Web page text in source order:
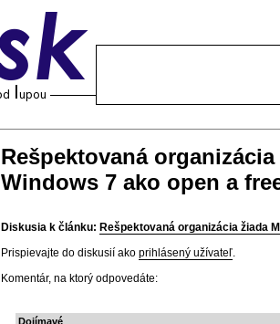
Rešpektovaná
Windows 7 ako open a
Diskusia k článku: Rešpektovaná organizácia žiada
Prispievajte do diskusií ako prihlásený užívateľ.
Komentár, na ktorý odpovedáte:
Dojímavé